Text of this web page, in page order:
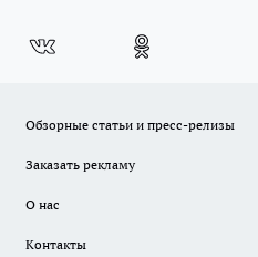
Обзорные статьи и пресс-релизы
Заказать рекламу
О нас
Контакты